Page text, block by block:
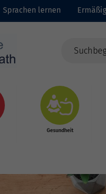
Sprachen lernen
Gesundheit